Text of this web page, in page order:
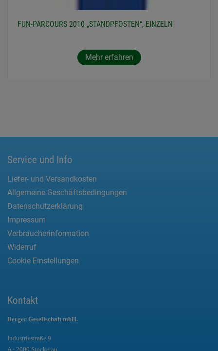
FUN-PARCOURS 2010 „STANDPFOSTEN“, EINZELN
Mehr erfahren
Service und Info
Liefer- und Versandkosten
Allgemeine Geschäftsbedingungen
Datenschutzerklärung
Impressum
Verbraucherinformation
Widerruf
Cookie Einstellungen
Kontakt
Berger Gesellschaft mbH.
Industriestraße 9
A - 2000 Stockerau